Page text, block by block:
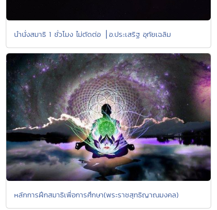
นำนั่งสมาธิ 1 ชั่วโมง ไม่ตัดต่อ ⎪อ.ประเสริฐ อุทัยเฉลิม
หลักการฝึกสมาธิเพื่อการศึกษา(พระราชสุทธิญาณมงคล)